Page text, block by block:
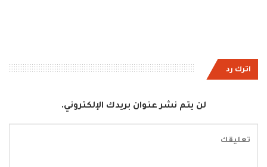
اترك رد
لن يتم نشر عنوان بريدك الإلكتروني.